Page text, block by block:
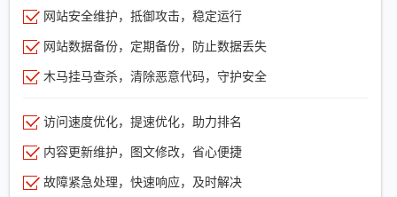
网站安全维护，抵御攻击，稳定运行
网站数据备份，定期备份，防止数据丢失
木马挂马查杀，清除恶意代码，守护安全
访问速度优化，提速优化，助力排名
内容更新维护，图文修改，省心便捷
故障紧急处理，快速响应，及时解决